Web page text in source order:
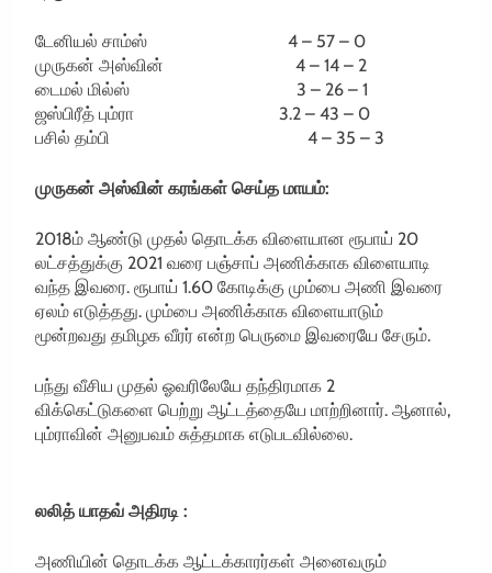
டேனியல் சாம்ஸ் 4 – 57 – 0
முருகன் அஸ்வின் 4 – 14 – 2
டைமல் மில்ஸ் 3 – 26 – 1
ஜஸ்பிரீத் பும்ரா 3.2 – 43 – 0
பசில் தம்பி 4 – 35 – 3
முருகன் அஸ்வின் கரங்கள் செய்த மாயம்:
2018ம் ஆண்டு முதல் தொடக்க விளையான ரூபாய் 20
லட்சத்துக்கு 2021 வரை பஞ்சாப் அணிக்காக விளையாடி
வந்த இவரை. ரூபாய் 1.60 கோடிக்கு மும்பை அணி இவரை
ஏலம் எடுத்தது. மும்பை அணிக்காக விளையாடும்
மூன்றவது தமிழக வீரர் என்ற பெருமை இவரையே சேரும்.
பந்து வீசிய முதல் ஓவரிலேயே தந்திரமாக 2
விக்கெட்டுகளை பெற்று ஆட்டத்தையே மாற்றினார். ஆனால்,
பும்ராவின் அனுபவம் சுத்தமாக எடுபடவில்லை.
லலித் யாதவ் அதிரடி :
அணியின் தொடக்க ஆட்டக்காரர்கள் அனைவரும்